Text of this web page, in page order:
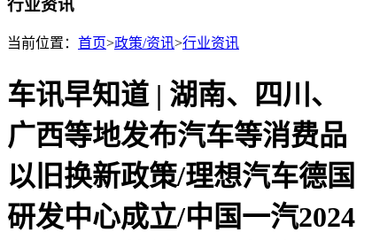
行业资讯
当前位置： 首页>政策/资讯>行业资讯
车讯早知道 | 湖南、四川、
广西等地发布汽车等消费品
以旧换新政策/理想汽车德国
研发中心成立/中国一汽2024